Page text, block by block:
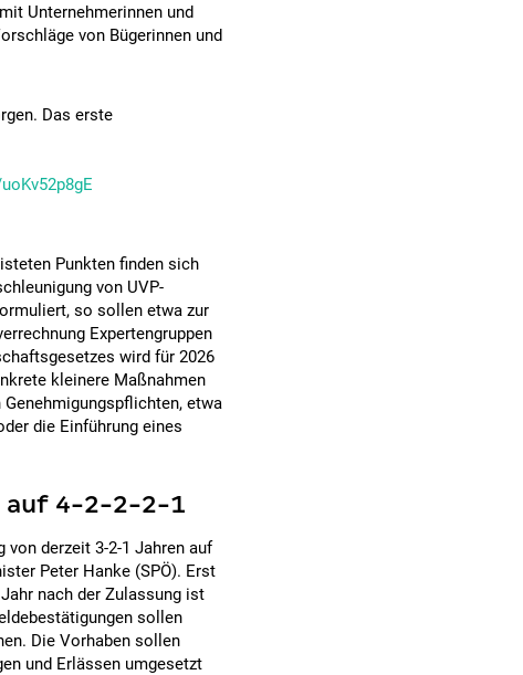
Unternehmerinnen und
von Bügerinnen und
Das erste
Punkten finden sich
von UVP-
so sollen etwa zur
Expertengruppen
wird für 2026
kleinere Maßnahmen
etwa
die Einführung eines
auf 4-2-2-2-1
von derzeit 3-2-1 Jahren auf
Peter Hanke (SPÖ). Erst
nach der Zulassung ist
sollen
Die Vorhaben sollen
und Erlässen umgesetzt